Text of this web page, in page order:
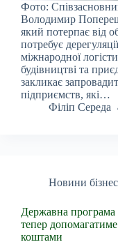
Фото:
Володимир
який потерпає від
потребує
міжнародної
будівництві та
закликає
підприємств, які…
Філіп Середа
Новини
Державна програма
тепер
коштами